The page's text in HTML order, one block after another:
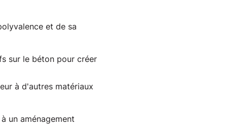
et de sa
sur le béton pour créer
à d'autres matériaux
un aménagement